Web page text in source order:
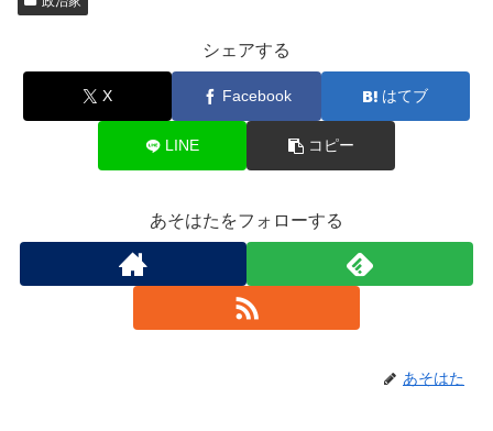
シェアする
X Facebook はてブ
LINE コピー
あそはたをフォローする
あそはた